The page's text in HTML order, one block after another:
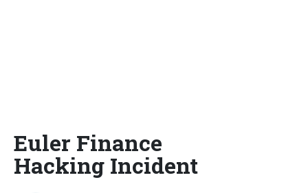
Euler Finance
Hacking Incident